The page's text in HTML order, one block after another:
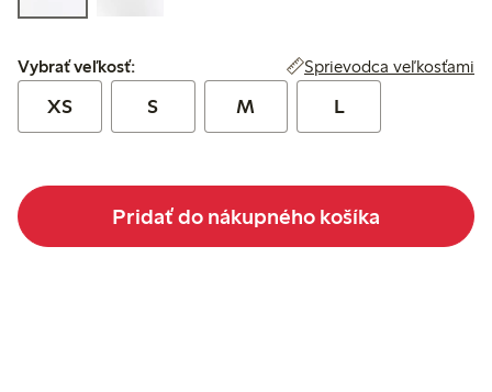
Vybrať veľkosť:
Vybrať veľkosť: Sprievodca veľkosťami
XS S M L
Pridať do nákupného košíka